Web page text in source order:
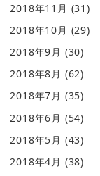
2018年11月 (31)
2018年10月 (29)
2018年9月 (30)
2018年8月 (62)
2018年7月 (35)
2018年6月 (54)
2018年5月 (43)
2018年4月 (38)